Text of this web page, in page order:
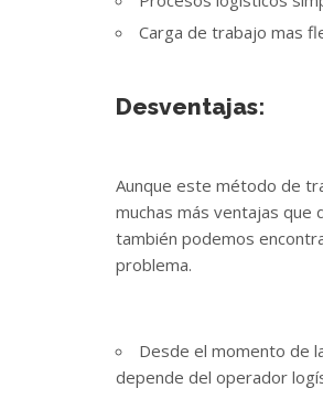
Carga de trabajo mas
Desventajas:
Aunque este método de
muchas más ventajas que
también podemos
problema.
Desde el momento de
depende del operador